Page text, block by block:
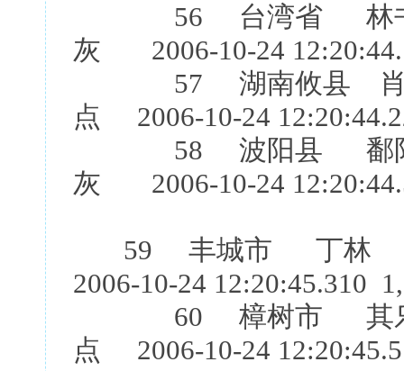
56 台湾省 林
灰 2006-10-24
57 湖南攸县
点 2006-10-24
58 波阳县 鄱
灰 2006-10-24
59 丰城市 丁
2006-10-24 12:20:45.310
60 樟树市 其
点 2006-10-24